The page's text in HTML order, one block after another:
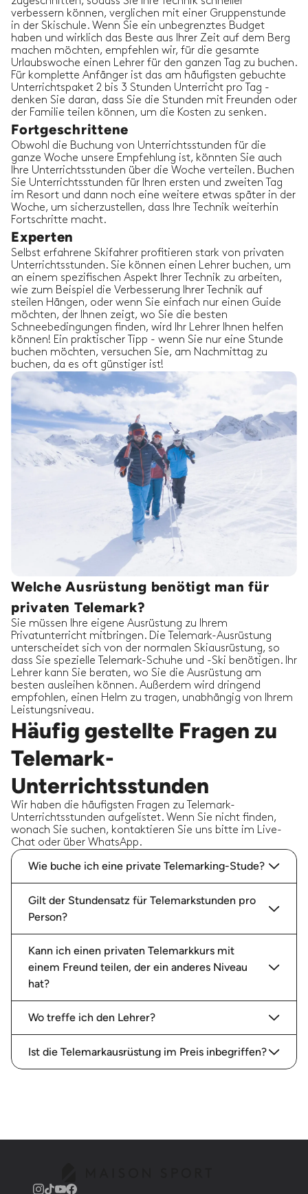
verbessern können, verglichen mit einer Gruppenstunde
in der Skischule. Wenn Sie ein unbegrenztes Budget
haben und wirklich das Beste aus Ihrer Zeit auf dem Berg
machen möchten, empfehlen wir, für die gesamte
Urlaubswoche einen Lehrer für den ganzen Tag zu buchen.
Für komplette Anfänger ist das am häufigsten gebuchte
Unterrichtspaket 2 bis 3 Stunden Unterricht pro Tag -
denken Sie daran, dass Sie die Stunden mit Freunden oder
der Familie teilen können, um die Kosten zu senken.
Fortgeschrittene
Obwohl die Buchung von Unterrichtsstunden für die
ganze Woche unsere Empfehlung ist, könnten Sie auch
Ihre Unterrichtsstunden über die Woche verteilen. Buchen
Sie Unterrichtsstunden für Ihren ersten und zweiten Tag
im Resort und dann noch eine weitere etwas später in der
Woche, um sicherzustellen, dass Ihre Technik weiterhin
Fortschritte macht.
Experten
Selbst erfahrene Skifahrer profitieren stark von privaten
Unterrichtsstunden. Sie können einen Lehrer buchen, um
an einem spezifischen Aspekt Ihrer Technik zu arbeiten,
wie zum Beispiel die Verbesserung Ihrer Technik auf
steilen Hängen, oder wenn Sie einfach nur einen Guide
möchten, der Ihnen zeigt, wo Sie die besten
Schneebedingungen finden, wird Ihr Lehrer Ihnen helfen
können! Ein praktischer Tipp - wenn Sie nur eine Stunde
buchen möchten, versuchen Sie, am Nachmittag zu
buchen, da es oft günstiger ist!
Welche Ausrüstung benötigt man für
privaten Telemark?
Sie müssen Ihre eigene Ausrüstung zu Ihrem
Privatunterricht mitbringen. Die Telemark-Ausrüstung
unterscheidet sich von der normalen Skiausrüstung, so
dass Sie spezielle Telemark-Schuhe und -Ski benötigen. Ihr
Lehrer kann Sie beraten, wo Sie die Ausrüstung am
besten ausleihen können. Außerdem wird dringend
empfohlen, einen Helm zu tragen, unabhängig von Ihrem
Leistungsniveau.
Häufig gestellte Fragen zu
Telemark-
Unterrichtsstunden
Wir haben die häufigsten Fragen zu Telemark-
Unterrichtsstunden aufgelistet. Wenn Sie nicht finden,
wonach Sie suchen, kontaktieren Sie uns bitte im Live-
Chat oder über WhatsApp.
Wie buche ich eine private Telemarking-Stude?
Gilt der Stundensatz für Telemarkstunden pro
Person?
Kann ich einen privaten Telemarkkurs mit
einem Freund teilen, der ein anderes Niveau
hat?
Wo treffe ich den Lehrer?
Ist die Telemarkausrüstung im Preis inbegriffen?